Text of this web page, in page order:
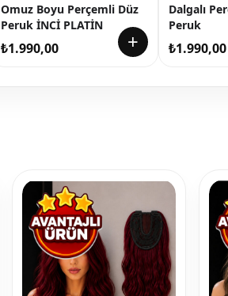
Omuz Boyu Perçemli Düz
Peruk İNCİ PLATİN
₺1.990,00 +
Dalgalı
Peruk
₺1.990,00